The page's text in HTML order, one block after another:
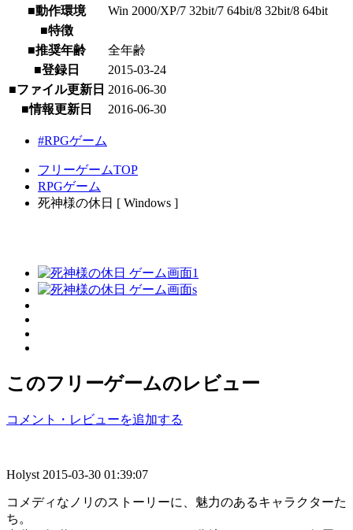
■動作環境
Win 2000/XP/7 32bit/7 64bit/8 32bit/8 64bit
■特徴
■推奨年齢
全年齢
■登録日
2015-03-24
■ファイル更新日 2016-06-30
■情報更新日
2016-06-30
#RPGゲーム
フリーゲームTOP
RPGゲーム
死神様の休日 [ Windows ]
このフリーゲームのレビュー
コメント・レビューを追加する
Holyst 2015-03-30 01:39:07
コメディなノリのストーリーに、魅力のあるキャラクターた
ち。